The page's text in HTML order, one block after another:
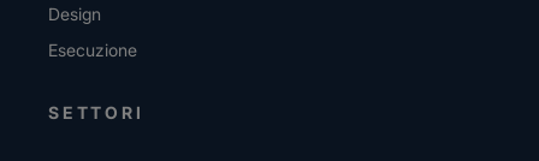
Design
Esecuzione
SETTORI